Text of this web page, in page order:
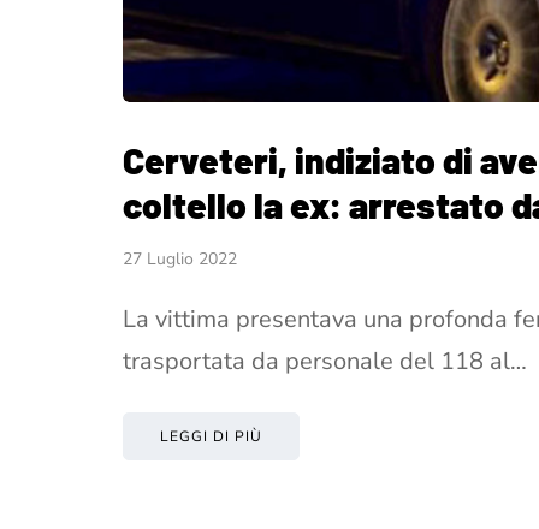
Cerveteri, indiziato di
coltello la ex: arrestato
27 Luglio 2022
La vittima presentava una profonda
trasportata da personale del 118 al…
LEGGI DI PIÙ